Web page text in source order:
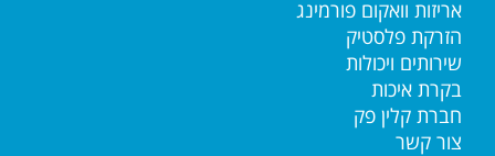
אריזות וואקום פורמינג
הזרקת פלסטיק
שירותים ויכולות
בקרת איכות
חברת קלין פק
צור קשר